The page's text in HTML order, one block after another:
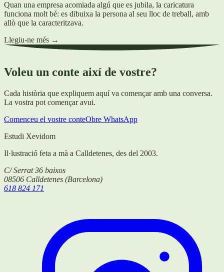
Quan una empresa acomiada algú que es jubila, la caricatura
funciona molt bé: es dibuixa la persona al seu lloc de treball, amb
allò que la caracteritzava.
Llegiu-ne més →
Voleu un conte així de vostre?
Cada història que expliquem aquí va començar amb una conversa.
La vostra pot començar avui.
Comenceu el vostre conteObre WhatsApp
Estudi Xevidom
Il·lustració feta a mà a Calldetenes, des del 2003.
C/ Serrat 36 baixos
08506 Calldetenes (Barcelona)
618 824 171